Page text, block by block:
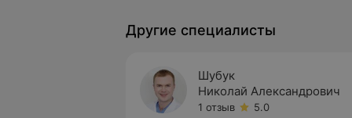
Другие специалисты
Шубук
Николай Александрович
1 отзыв
5.0